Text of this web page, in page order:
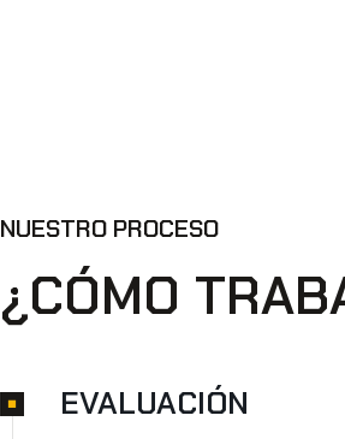
NUESTRO PROCESO
¿CÓMO
EVALUACIÓN